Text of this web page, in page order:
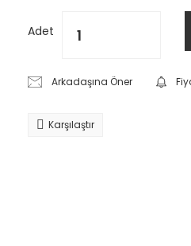
Adet
Arkadaşına Öner
Karşılaştır